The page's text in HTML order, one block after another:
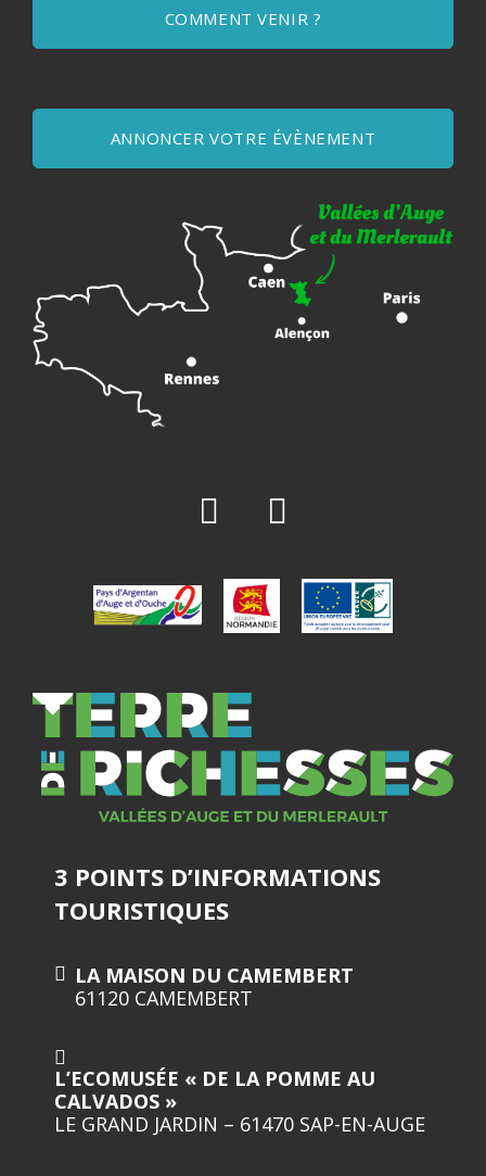
COMMENT VENIR ?
ANNONCER VOTRE ÉVÈNEMENT
3 POINTS D’INFORMATIONS
TOURISTIQUES
LA MAISON DU CAMEMBERT
61120 CAMEMBERT
L’ECOMUSÉE « DE LA POMME AU
CALVADOS »
LE GRAND JARDIN – 61470 SAP-EN-AUGE